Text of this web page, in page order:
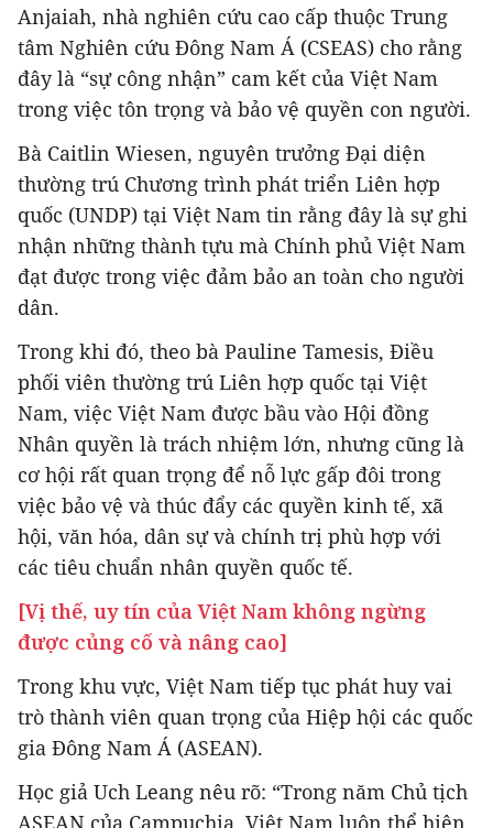
Anjaiah, nhà nghiên cứu cao cấp thuộc Trung
tâm Nghiên cứu Đông Nam Á (CSEAS) cho rằng
đây là “sự công nhận” cam kết của Việt Nam
trong việc tôn trọng và bảo vệ quyền con người.
Bà Caitlin Wiesen, nguyên trưởng Đại diện
thường trú Chương trình phát triển Liên hợp
quốc (UNDP) tại Việt Nam tin rằng đây là sự ghi
nhận những thành tựu mà Chính phủ Việt Nam
đạt được trong việc đảm bảo an toàn cho người
dân.
Trong khi đó, theo bà Pauline Tamesis, Điều
phối viên thường trú Liên hợp quốc tại Việt
Nam, việc Việt Nam được bầu vào Hội đồng
Nhân quyền là trách nhiệm lớn, nhưng cũng là
cơ hội rất quan trọng để nỗ lực gấp đôi trong
việc bảo vệ và thúc đẩy các quyền kinh tế, xã
hội, văn hóa, dân sự và chính trị phù hợp với
các tiêu chuẩn nhân quyền quốc tế.
[Vị thế, uy tín của Việt Nam không ngừng
được củng cố và nâng cao]
Trong khu vực, Việt Nam tiếp tục phát huy vai
trò thành viên quan trọng của Hiệp hội các quốc
gia Đông Nam Á (ASEAN).
Học giả Uch Leang nêu rõ: “Trong năm Chủ tịch
ASEAN của Campuchia, Việt Nam luôn thể hiện